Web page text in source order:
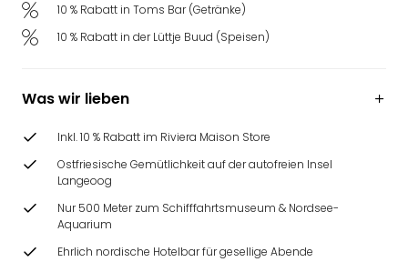
10 % Rabatt in Toms Bar (Getränke)
10 % Rabatt in der Lüttje Buud (Speisen)
Was wir lieben
Inkl. 10 % Rabatt im Riviera Maison Store
Ostfriesische Gemütlichkeit auf der autofreien Insel
Langeoog
Nur 500 Meter zum Schifffahrtsmuseum & Nordsee-
Aquarium
Ehrlich nordische Hotelbar für gesellige Abende